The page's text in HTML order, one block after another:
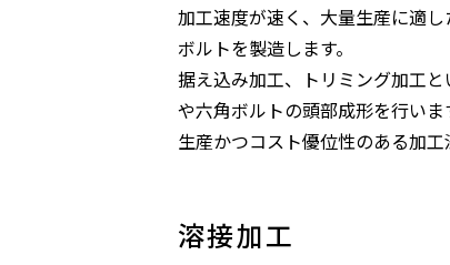
加工速度が速く、大量生産に適
ボルトを製造します。
据え込み加工、トリミング加工
や六角ボルトの頭部成形を行い
生産かつコスト優位性のある加工
溶接加工